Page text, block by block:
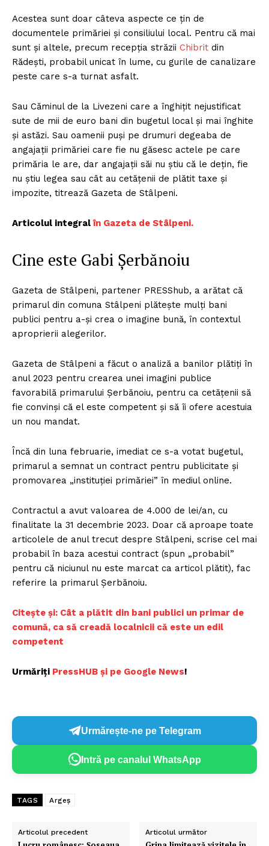
Acestea sunt doar câteva aspecte ce țin de
documentele primăriei și consiliului local. Pentru că mai
sunt și altele, precum recepția străzii Chibrit din
Rădești, probabil unicat în lume, cu gurile de canalizare
peste care s-a turnat asfalt.
Sau Căminul de la Livezeni care a înghițit nejustificat
sute de mii de euro bani din bugetul local și mai înghite
și astăzi. Sau oamenii puși pe drumuri degeaba de
angajații primăriei care fie nu găsesc actele pe care
primăria le are, dar angajații săi nu știu că le dețin, fie
nu știu legea sau cât au cetățenii de plătit taxe și
impozite, titrează Gazeta de Stâlpeni.
Articolul integralîn Gazeta de Stâlpeni.
Cine este Gabi Șerbănoiu
Gazeta de Stâlpeni, partener PRESShub, a arătat că
primarul din comuna Stâlpeni plătește mulți bani
publici pentru a-și crea o imagine bună, în contextul
aproprierii alegerilor.
Gazeta de Stâlpeni a făcut o analiză a banilor plătiți în
anul 2023 pentru crearea unei imagini publice
favorabilă primarului Șerbănoiu, pentru ca cetățenii să
fie convinși că el este competent și să îi ofere acestuia
un nou mandat.
Încă din luna februarie, imediat ce s-a votat bugetul,
primarul a semnat un contract pentru publicitate și
promovarea „instituției primăriei” în mediul online.
Contractul a avut valoarea de 4.000 de lei/an, cu
finalitate la 31 decembrie 2023. Doar că aproape toate
articolele de anul trecut despre Stâlpeni, scrise cel mai
probabil în baza acestui contract (spun „probabil”
pentru că niciunul nu este marcat ca articol plătit), fac
referire la primarul Șerbănoiu.
Citește și: Cât a plătit din bani publici un primar de
comună, ca să creadă localnicii că este un edil
competent
Urmăriți PressHUB și pe Google News!
Urmărește-ne pe Telegram
Intră pe canalul WhatsApp
TAGS Argeș
Articolul precedent Articolul următor